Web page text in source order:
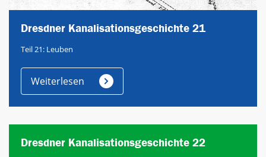
Dresdner Kanalisationsgeschichte 21
Teil 21: Leuben
Weiterlesen
Dresdner Kanalisationsgeschichte 22